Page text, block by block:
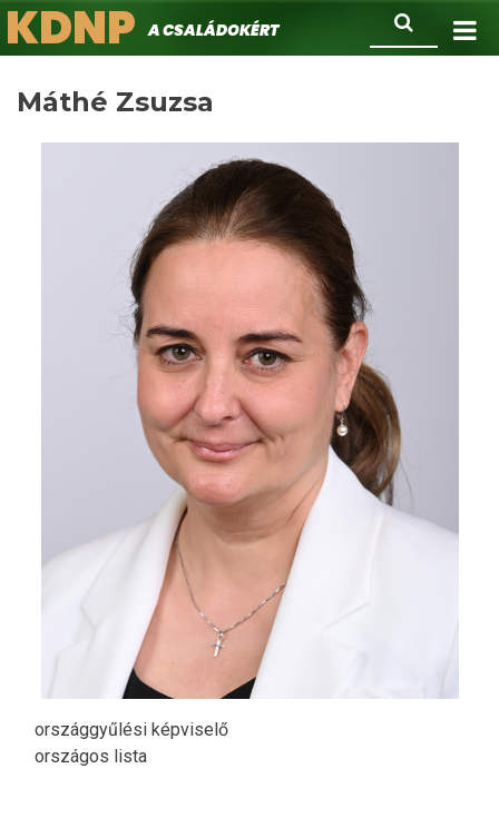
Ugrás
a
Keresés
KDNPA családokért.
Máthé Zsuzsa
országgyűlési képviselő
országos lista